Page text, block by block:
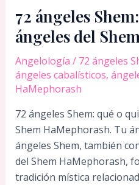
72 ángeles
ángeles del
Angelología / 72 ángeles
ángeles cabalísticos,
HaMephorash
72 ángeles Shem: qué o
Shem HaMephorash. Tu
ángeles Shem, también
del Shem HaMephorash,
tradición mística